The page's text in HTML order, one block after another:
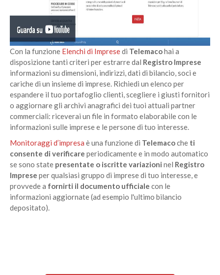
Con la funzione Elenchi di Impresedi Telemacohai a
disposizione tanti criteri per estrarre dal Registro Imprese
informazioni su dimensioni, indirizzi, dati di bilancio, soci e
cariche di un insieme di imprese. Richiedi un elenco per
espandere il tuo portafoglio clienti, scegliere i giusti fornitori
o aggiornare gli archivi anagrafici dei tuoi attuali partner
commerciali: riceverai un file in formato elaborabile con le
informazioni sulle imprese e le persone di tuo interesse.
Monitoraggi d’impresa è una funzione di Telemacoche ti
consente di verificare periodicamente e in modo automatico
se sono state presentate o iscritte variazioni nel Registro
Imprese per qualsiasi gruppo di imprese di tuo interesse, e
provvede a fornirti il documento ufficiale con le
informazioni aggiornate (ad esempio l'ultimo bilancio
depositato).